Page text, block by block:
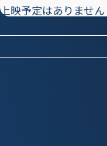
上映予定はありません